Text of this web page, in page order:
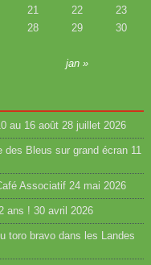
jan »
21 22
23
28 29
30
au 16 août 28 juillet 2026
des Bleus sur grand écran 11
Associatif 24 mai 2026
ans ! 30 avril 2026
toro bravo dans les Landes